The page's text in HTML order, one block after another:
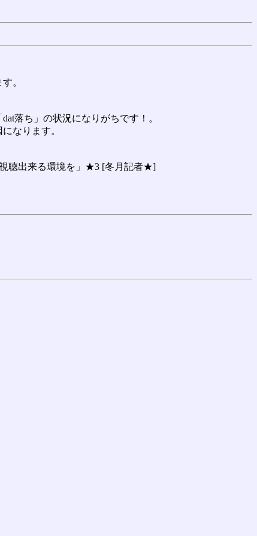
。
落ち」の状況になりがちです！。
なります。
聴出来る環境を」★3 [冬月記者★]